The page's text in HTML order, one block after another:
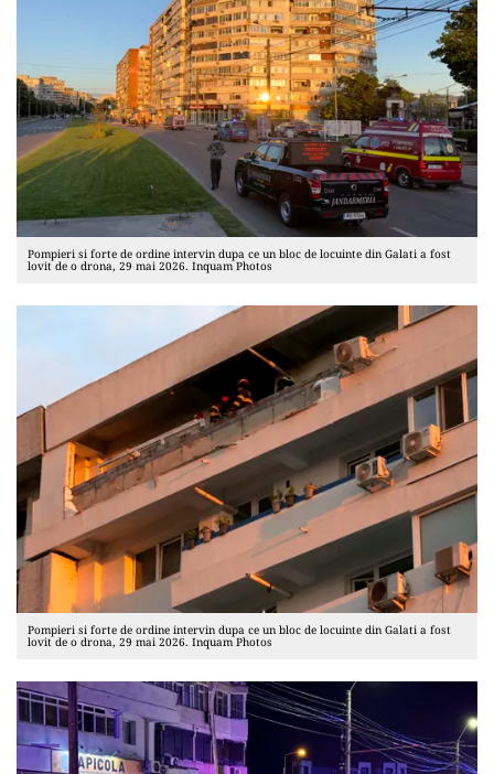
Pompieri si forte de ordine intervin dupa ce un bloc de locuinte din Galati a fost
lovit de o drona, 29 mai 2026. Inquam Photos
Pompieri si forte de ordine intervin dupa ce un bloc de locuinte din Galati a fost
lovit de o drona, 29 mai 2026. Inquam Photos